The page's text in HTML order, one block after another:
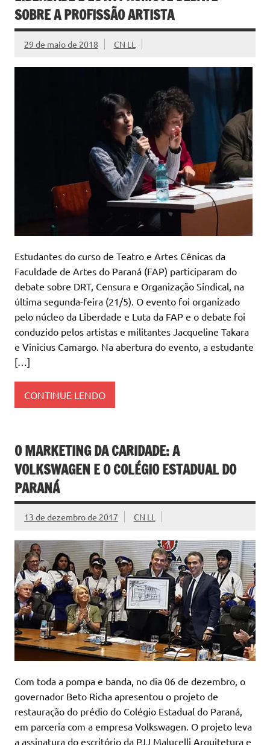
SOBRE A PROFISSÃO ARTISTA
29 de maio de 2018 CN LL
Estudantes do curso de Teatro e Artes Cênicas da
Faculdade de Artes do Paraná (FAP) participaram do
debate sobre DRT, Censura e Organização Sindical, na
última segunda-feira (21/5). O evento foi organizado
pelo núcleo da Liberdade e Luta da FAP e o debate foi
conduzido pelos artistas e militantes Jacqueline Takara
e Vinicius Camargo. Na abertura do evento, a estudante
[…]
CONTINUE LENDO
O MARKETING DA CARIDADE: A
VOLKSWAGEN E O COLÉGIO ESTADUAL DO
PARANÁ
13 de dezembro de 2017 CN LL
Com toda a pompa e banda, no dia 06 de dezembro, o
governador Beto Richa apresentou o projeto de
restauração do prédio do Colégio Estadual do Paraná,
em parceria com a empresa Volkswagen. O projeto leva
a assinatura do escritório da PJJ Malucelli Arquitetura e